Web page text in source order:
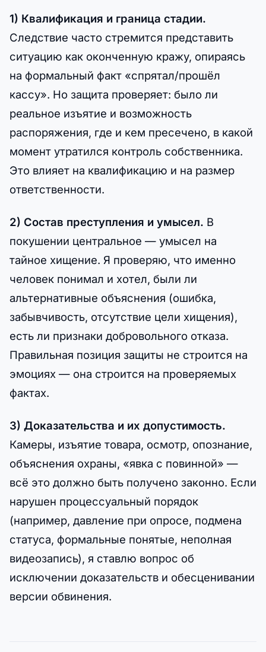
1) Квалификация и граница стадии.
Следствие часто стремится представить
ситуацию как оконченную кражу, опираясь
на формальный факт «спрятал/прошёл
кассу». Но защита проверяет: было ли
реальное изъятие и возможность
распоряжения, где и кем пресечено, в какой
момент утратился контроль собственника.
Это влияет на квалификацию и на размер
ответственности.
2) Состав преступления и умысел. В
покушении центральное — умысел на
тайное хищение. Я проверяю, что именно
человек понимал и хотел, были ли
альтернативные объяснения (ошибка,
забывчивость, отсутствие цели хищения),
есть ли признаки добровольного отказа.
Правильная позиция защиты не строится на
эмоциях — она строится на проверяемых
фактах.
3) Доказательства и их допустимость.
Камеры, изъятие товара, осмотр, опознание,
объяснения охраны, «явка с повинной» —
всё это должно быть получено законно. Если
нарушен процессуальный порядок
(например, давление при опросе, подмена
статуса, формальные понятые, неполная
видеозапись), я ставлю вопрос об
исключении доказательств и обесценивании
версии обвинения.